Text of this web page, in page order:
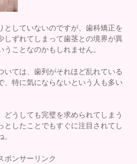
としていないのですが、歯科矯正を
しずれてしまって歯茎との境界が異
ことなのかもしれません。
いては、歯列がそれほど乱れている
、特に気にならないという人も多い
どうしても完璧を求められてしまう
としたことでもすぐに注目されてし
ポンサーリンク